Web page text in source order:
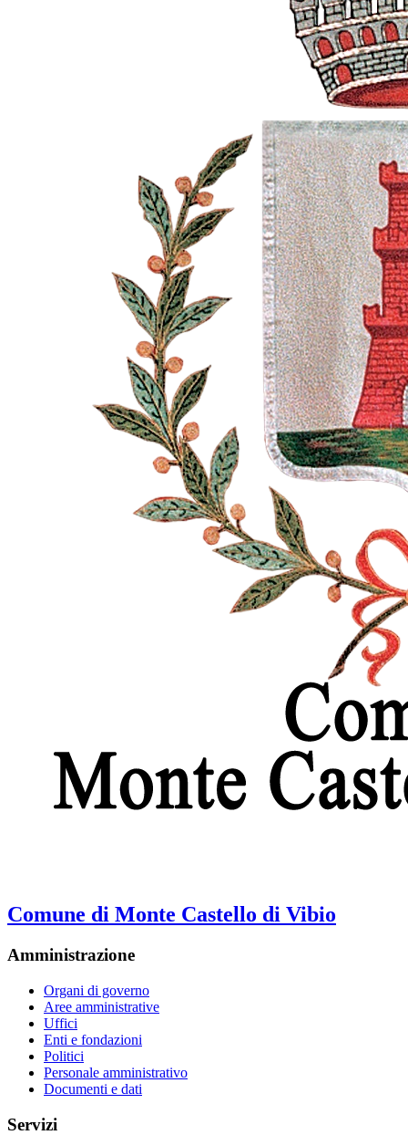
Comune di Monte Castello di Vibio
Amministrazione
Organi di governo
Aree amministrative
Uffici
Enti e fondazioni
Politici
Personale amministrativo
Documenti e dati
Servizi